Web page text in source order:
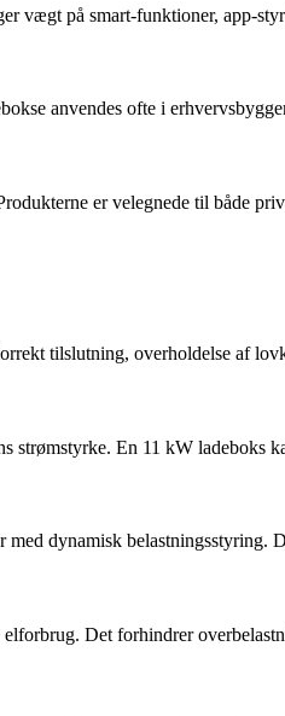
vægt på smart-funktioner, app-
anvendes ofte i
er velegnede til både
tilslutning, overholdelse af
strømstyrke. En 11 kW ladeboks
dynamisk
Det forhindrer